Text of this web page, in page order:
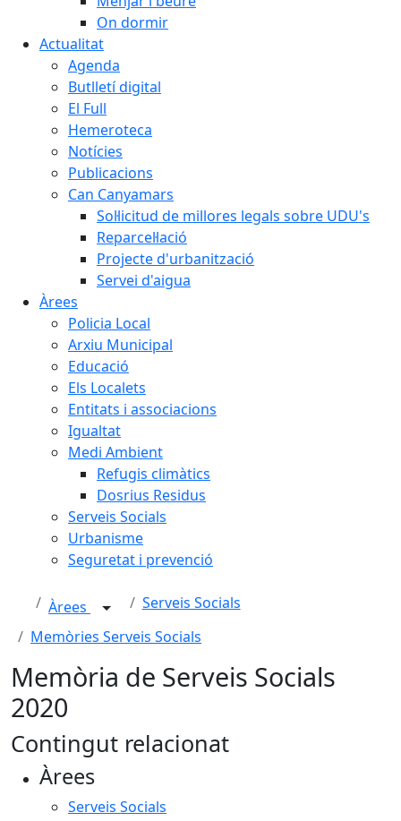
On dormir
Actualitat
Agenda
Butlletí digital
El Full
Hemeroteca
Notícies
Publicacions
Can Canyamars
Sol·licitud de millores legals sobre UDU's
Reparcel·lació
Projecte d'urbanització
Servei d'aigua
Àrees
Policia Local
Arxiu Municipal
Educació
Els Localets
Entitats i associacions
Igualtat
Medi Ambient
Refugis climàtics
Dosrius Residus
Serveis Socials
Urbanisme
Seguretat i prevenció
Àrees
Serveis Socials
Memòries Serveis Socials
Memòria de Serveis Socials
2020
Contingut relacionat
Àrees
Serveis Socials